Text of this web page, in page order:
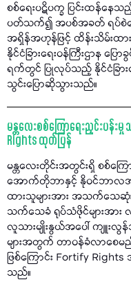
စစ်ရေးပဋိပက္ခ ပြင်းထန်နေသ
ပတ်သက်၍ အပစ်အခတ် ရပ်စဲရေးနှ
အရှိန်အဟုန်ဖြင့် ထိန်းသိမ်းထ
နိုင်ငံခြားရေးဝန်ကြီးဌာန ပ
ရက်တွင် ပြုလုပ်သည့် နိုင်ငံခြား
သွင်းပြောဆိုသွားသည်။
မန္တလေးစစ်ကြောရေးညှင်းပန်
Rights ထုတ်ပြန်
မန္တလေးတိုင်းအတွင်းရှိ စစ်ကြ
အောက်တိုဘာနှင့် နိုဝင်ဘာလ
ထားသူများအား အသက်သ
သက်သေခံ ရုပ်သံဖိုင်များအား
လူသားမျိုးနွယ်အပေါ် ကျူးလွ
များအတွက် တာဝန်ခံလာစေ
ဖြစ်ကြောင်း Fortify
သည်။